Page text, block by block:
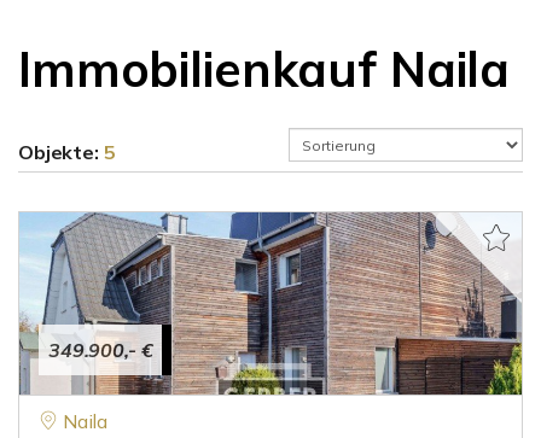
Immobilienkauf Naila
Objekte: 5
349.900,- €
Naila